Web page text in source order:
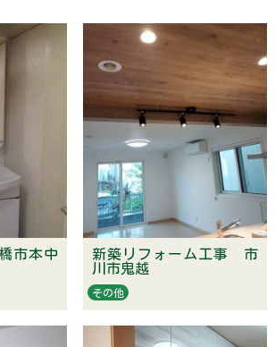
市本中
新築リフォーム工事 市
川市鬼越
その他